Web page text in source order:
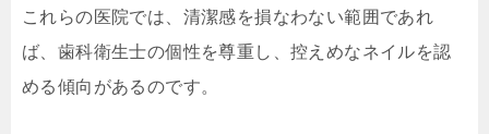
これらの医院では、清潔感を損なわない範囲であれ
ば、歯科衛生士の個性を尊重し、控えめなネイルを認
める傾向があるのです。